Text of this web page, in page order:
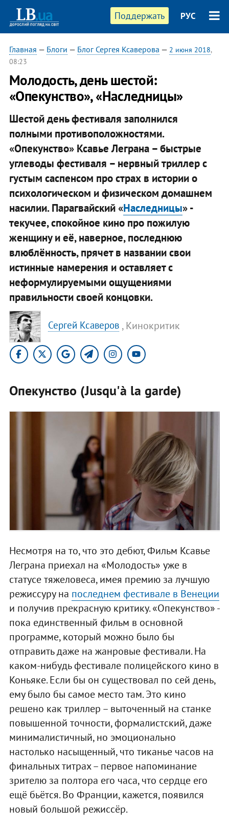
Поддержать РУС
Главная — Блоги — Блог Сергея Ксаверова — 2 июня 2018,
08:23
Молодость, день шестой:
«Опекунство», «Наследницы»
Шестой день фестиваля заполнился
полными противоположностями.
«Опекунство» Ксавье Леграна – быстрые
углеводы фестиваля – нервный триллер с
густым саспенсом про страх в истории о
психологическом и физическом домашнем
насилии. Парагвайский «Наследницы» -
текучее, спокойное кино про пожилую
женщину и её, наверное, последнюю
влюблённость, прячет в названии свои
истинные намерения и оставляет с
неформулируемыми ощущениями
правильности своей концовки.
Сергей Ксаверов , Кинокритик
Опекунство (Jusqu'à la garde)
Несмотря на то, что это дебют, Фильм Ксавье
Леграна приехал на «Молодость» уже в
статусе тяжеловеса, имея премию за лучшую
режиссуру на последнем фестивале в Венеции
и получив прекрасную критику. «Опекунство» -
пока единственный фильм в основной
программе, который можно было бы
отправить даже на жанровые фестивали. На
каком-нибудь фестивале полицейского кино в
Коньяке. Если бы он существовал по сей день,
ему было бы самое место там. Это кино
решено как триллер – выточенный на станке
повышенной точности, формалистский, даже
минималистичный, но эмоционально
настолько насыщенный, что тиканье часов на
финальных титрах – первое напоминание
зрителю за полтора его часа, что сердце его
ещё бьётся. Во Франции, кажется, появился
новый большой режиссёр.